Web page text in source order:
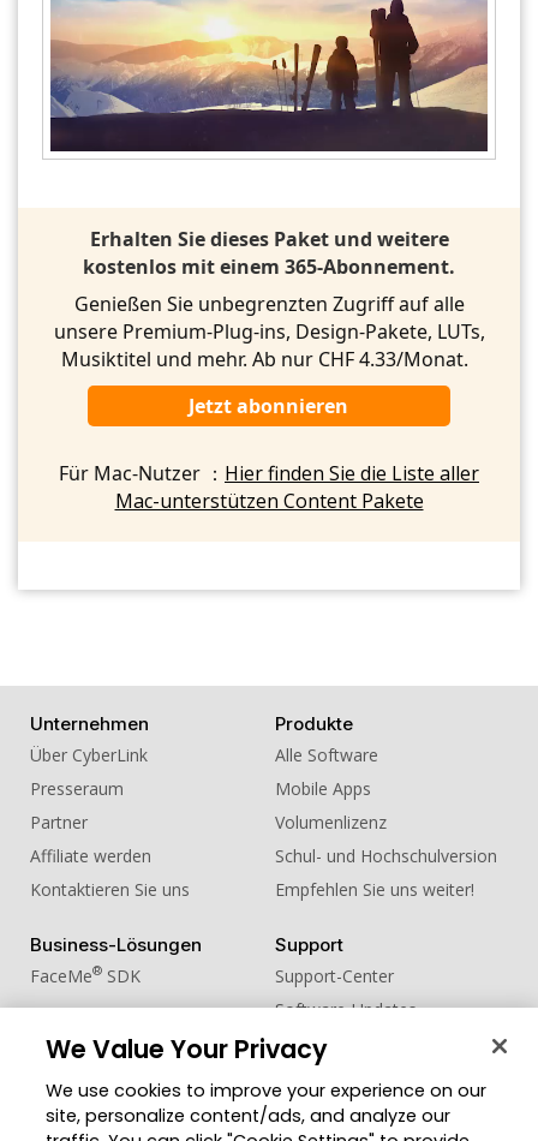
Erhalten Sie dieses Paket und weitere
kostenlos mit einem 365-Abonnement.
Genießen Sie unbegrenzten Zugriff auf alle
unsere Premium-Plug-ins, Design-Pakete, LUTs,
Musiktitel und mehr. Ab nur CHF 4.33/Monat.
Jetzt abonnieren
Für Mac-Nutzer ： Hier finden Sie die Liste aller
Mac-unterstützen Content Pakete
Unternehmen
Über CyberLink
Presseraum
Partner
Affiliate werden
Kontaktieren Sie uns
Produkte
Alle Software
Mobile Apps
Volumenlizenz
Schul- und Hochschulversion
Empfehlen Sie uns weiter!
Business-Lösungen
FaceMe® SDK
Support
Support-Center
Software-Updates
Lernen + Wissen
Community
Mitgliederbereich
Region ändern
We Value Your Privacy
We use cookies to improve your experience on our
site, personalize content/ads, and analyze our